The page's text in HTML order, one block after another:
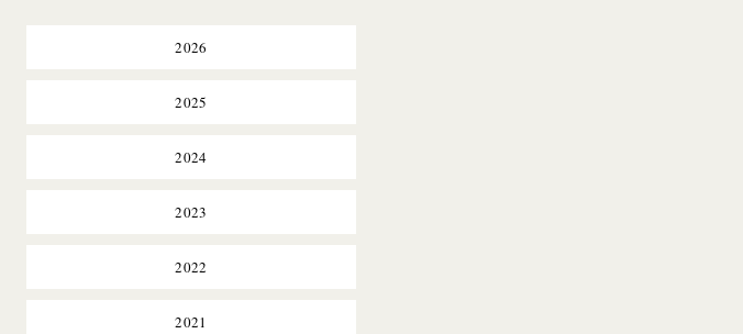
2026
2025
2024
2023
2022
2021